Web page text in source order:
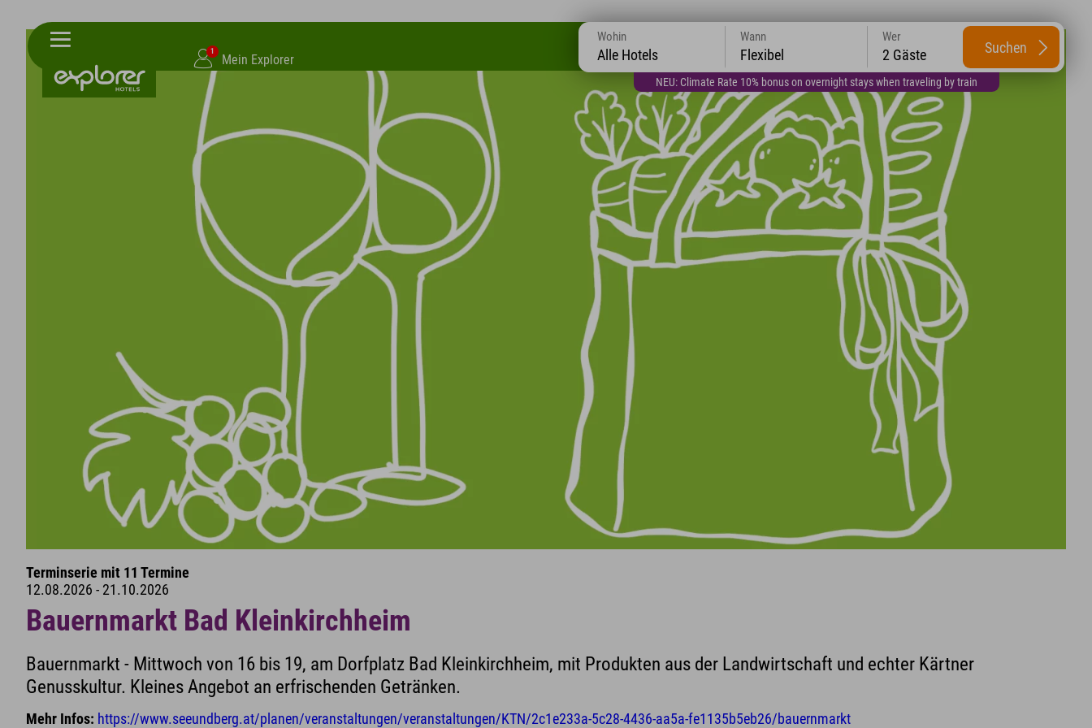
1
Mein Explorer
NEU: Climate Rate 10% bonus on overnight stays when traveling by train
Wohin
Alle Hotels
Wann
Flexibel
Wer
2 Gäste Suchen
Terminserie mit 11 Termine
12.08.2026 - 21.10.2026
Bauernmarkt Bad Kleinkirchheim
Bauernmarkt - Mittwoch von 16 bis 19, am Dorfplatz Bad Kleinkirchheim, mit Produkten aus der Landwirtschaft und echter Kärtner
Genusskultur. Kleines Angebot an erfrischenden Getränken.
Mehr Infos: https://www.seeundberg.at/planen/veranstaltungen/veranstaltungen/KTN/2c1e233a-5c28-4436-aa5a-fe1135b5eb26/bauernmarkt